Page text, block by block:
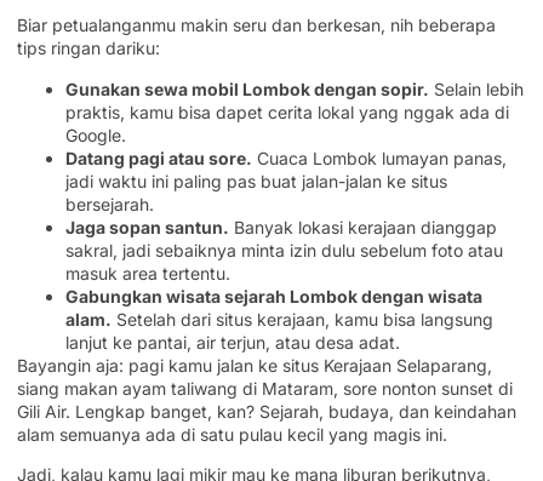
Biar petualanganmu makin seru dan berkesan, nih beberapa
tips ringan dariku:
Gunakan sewa mobil Lombok dengan sopir. Selain lebih
praktis, kamu bisa dapet cerita lokal yang nggak ada di
Google.
Datang pagi atau sore. Cuaca Lombok lumayan panas,
jadi waktu ini paling pas buat jalan-jalan ke situs
bersejarah.
Jaga sopan santun. Banyak lokasi kerajaan dianggap
sakral, jadi sebaiknya minta izin dulu sebelum foto atau
masuk area tertentu.
Gabungkan wisata sejarah Lombokdengan wisata
alam. Setelah dari situs kerajaan, kamu bisa langsung
lanjut ke pantai, air terjun, atau desa adat.
Bayangin aja: pagi kamu jalan ke situs Kerajaan Selaparang,
siang makan ayam taliwang di Mataram, sore nonton sunset di
Gili Air. Lengkap banget, kan? Sejarah, budaya, dan keindahan
alam semuanya ada di satu pulau kecil yang magis ini.
Jadi, kalau kamu lagi mikir mau ke mana liburan berikutnya,